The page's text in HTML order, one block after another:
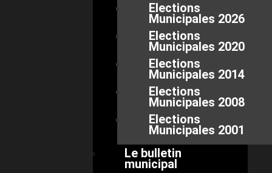
Elections
Municipales 2026
Elections
Municipales 2020
Elections
Municipales 2014
Elections
Municipales 2008
Elections
Municipales 2001
Le bulletin
municipal